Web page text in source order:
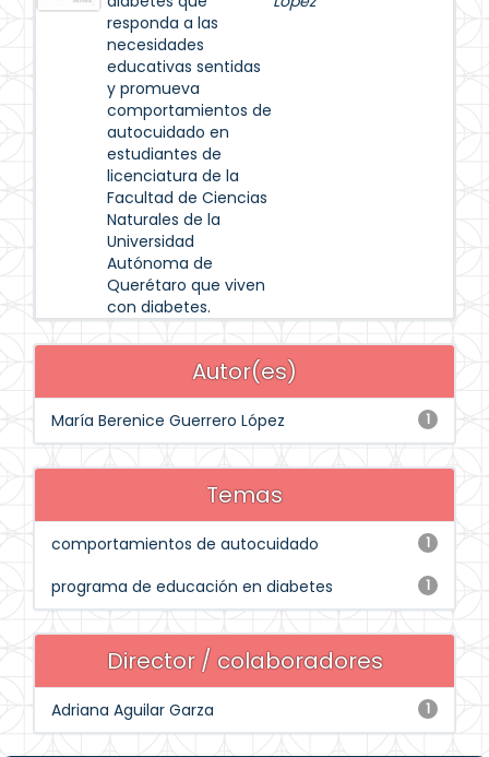
responda a las
necesidades
educativas sentidas
y promueva
comportamientos de
autocuidado en
estudiantes de
licenciatura de la
Facultad de Ciencias
Naturales de la
Universidad
Autónoma de
Querétaro que viven
con diabetes.
Autor(es)
1
María Berenice Guerrero López
Temas
1
comportamientos de autocuidado
1
programa de educación en diabetes
Director / colaboradores
1
Adriana Aguilar Garza